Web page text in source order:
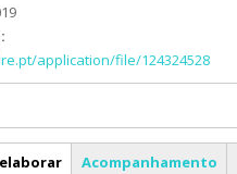
application/file/124324528
Acompanhamento